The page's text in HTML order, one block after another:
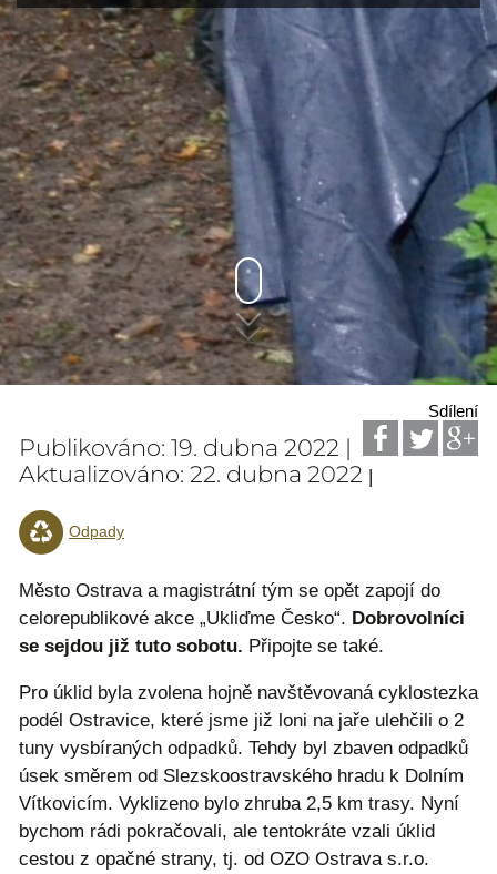
Sdílení
Publikováno: 19. dubna 2022 |
Aktualizováno: 22. dubna 2022 |
Odpady
Město Ostrava a magistrátní tým se opět zapojí do
celorepublikové akce „Ukliďme Česko“. Dobrovolníci
se sejdou již tuto sobotu. Připojte se také.
Pro úklid byla zvolena hojně navštěvovaná cyklostezka
podél Ostravice, které jsme již loni na jaře ulehčili o 2
tuny vysbíraných odpadků. Tehdy byl zbaven odpadků
úsek směrem od Slezskoostravského hradu k Dolním
Vítkovicím. Vyklizeno bylo zhruba 2,5 km trasy. Nyní
bychom rádi pokračovali, ale tentokráte vzali úklid
cestou z opačné strany, tj. od OZO Ostrava s.r.o.